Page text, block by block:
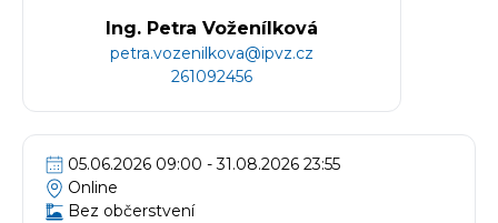
Ing. Petra Voženílková
petra.vozenilkova@ipvz.cz
261092456
05.06.2026 09:00 - 31.08.2026 23:55
Online
Bez občerstvení